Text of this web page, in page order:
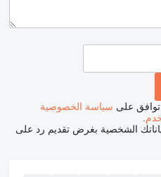
توافق على سياسة الخصوصية
الشخصية بغرض تقديم رد على